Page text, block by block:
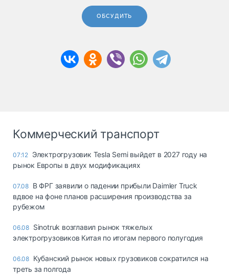
ОБСУДИТЬ
Коммерческий транспорт
07:12 Электрогрузовик Tesla Semi выйдет в 2027 году на
рынок Европы в двух модификациях
07.08 В ФРГ заявили о падении прибыли Daimler Truck
вдвое на фоне планов расширения производства за
рубежом
06.08 Sinotruk возглавил рынок тяжелых
электрогрузовиков Китая по итогам первого полугодия
06.08 Кубанский рынок новых грузовиков сократился на
треть за полгода